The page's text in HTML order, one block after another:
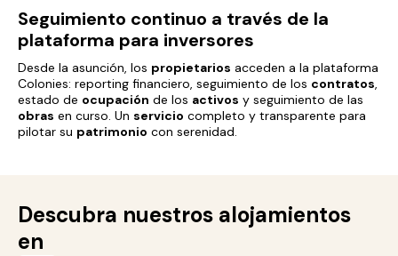
Seguimiento continuo a través de la
plataforma para inversores
Desde la asunción, los propietarios acceden a la plataforma
Colonies: reporting financiero, seguimiento de los contratos,
estado de ocupación de los activos y seguimiento de las
obras en curso. Un servicio completo y transparente para
pilotar su patrimonio con serenidad.
Descubra nuestros alojamientos
en